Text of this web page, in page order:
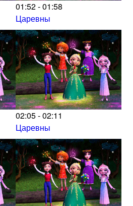
01:52 - 01:58
Царевны
02:05 - 02:11
Царевны